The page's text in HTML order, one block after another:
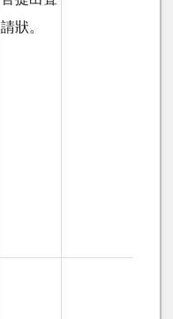
請狀。